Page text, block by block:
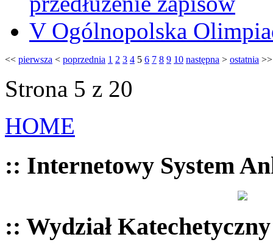
V Ogólnopolska
<< pierwsza < poprzednia 1 2 3 4 5 6 7 8 9 10 następna > ostatnia >>
Strona 5 z 20
HOME
:: Internetowy System
:: Wydział Katechetyczny